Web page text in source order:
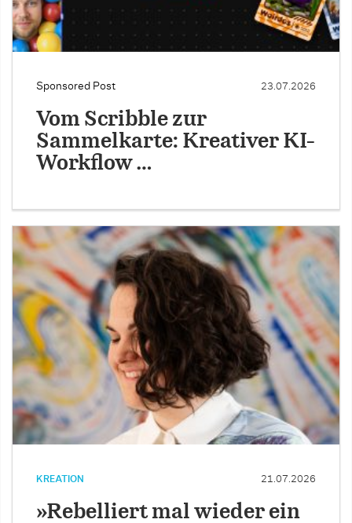
Sponsored Post 23.07.2026
Vom Scribble zur
Sammelkarte: Kreativer KI-
Workflow …
KREATION 21.07.2026
»Rebelliert mal wieder ein